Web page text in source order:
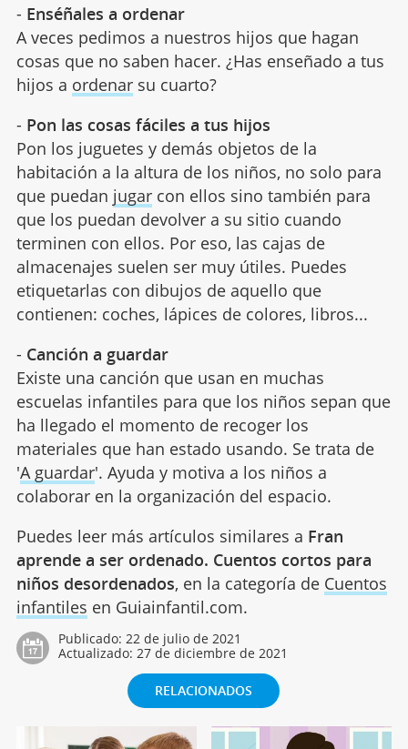
- Enséñales a ordenar
A veces pedimos a nuestros hijos que hagan
cosas que no saben hacer. ¿Has enseñado a tus
hijos a ordenarsu cuarto?
- Pon las cosas fáciles a tus hijos
Pon los juguetes y demás objetos de la
habitación a la altura de los niños, no solo para
que puedan jugarcon ellos sino también para
que los puedan devolver a su sitio cuando
terminen con ellos. Por eso, las cajas de
almacenajes suelen ser muy útiles. Puedes
etiquetarlas con dibujos de aquello que
contienen: coches, lápices de colores, libros...
- Canción a guardar
Existe una canción que usan en muchas
escuelas infantiles para que los niños sepan que
ha llegado el momento de recoger los
materiales que han estado usando. Se trata de
'A guardar'. Ayuda y motiva a los niños a
colaborar en la organización del espacio.
Puedes leer más artículos similares a Fran
aprende a ser ordenado. Cuentos cortos para
niños desordenados, en la categoría de Cuentos
infantiles en Guiainfantil.com.
Publicado: 22 de julio de 2021
Actualizado: 27 de diciembre de 2021
RELACIONADOS